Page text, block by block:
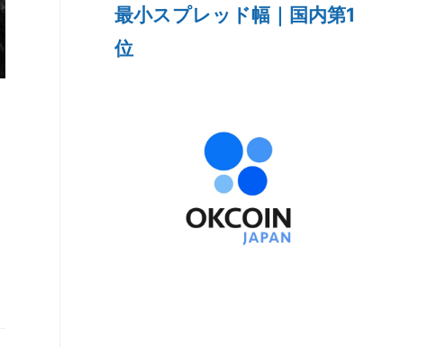
最小スプレッド幅｜国内第1
位